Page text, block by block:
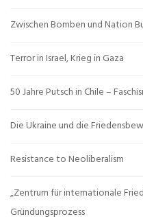
Zwischen Bomben und Nation
Terror in Israel, Krieg in Gaza
50 Jahre Putsch in Chile –
Die Ukraine und die
Resistance to Neoliberalism
„Zentrum für internationale
Gründungsprozess